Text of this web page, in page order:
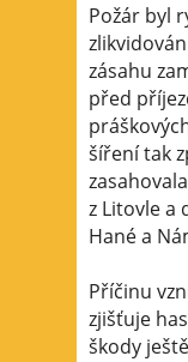
Požár byl
zásahu
před
šíření tak
z Litovle a
Hané a
Příčinu
zjišťuje
škody